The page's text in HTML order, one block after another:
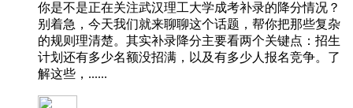
你是不是正在关注武汉理工大学成考补录的降分情况？
别着急，今天我们就来聊聊这个话题，帮你把那些复杂
的规则理清楚。其实补录降分主要看两个关键点：招生
计划还有多少名额没招满，以及有多少人报名竞争。了
解这些，......